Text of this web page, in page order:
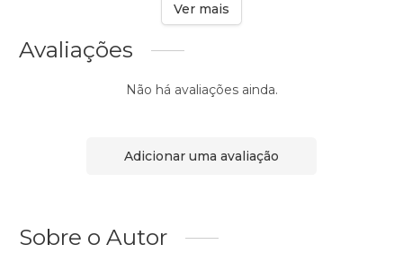
Ver mais
Avaliações
Não há avaliações ainda.
Adicionar uma avaliação
Sobre o Autor